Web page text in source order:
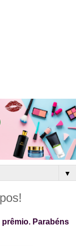
▼
Parabéns